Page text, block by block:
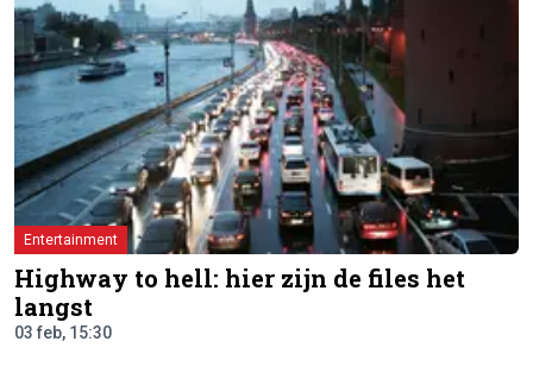
Entertainment
Highway to hell: hier zijn de files het
langst
03 feb, 15:30